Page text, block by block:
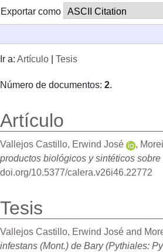
Exportar como
Ir a:Artículo | Tesis
Número de documentos: 2.
Artículo
Vallejos Castillo, Erwind José ,
productos biológicos y sintéticos
doi.org/10.5377/calera.v26i46.22772
Tesis
Vallejos Castillo, Erwind Joséand
infestans (Mont.) de Bary (Pythiales: